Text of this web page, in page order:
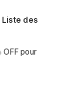
Liste des
OFF pour